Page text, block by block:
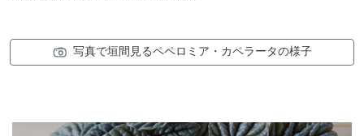
写真で垣間見るペペロミア・カペラータの様子